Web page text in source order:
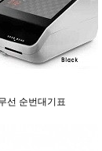
선 순번대기표